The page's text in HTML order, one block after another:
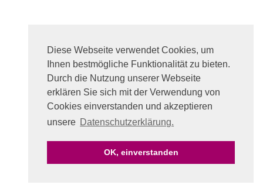
Diese Webseite verwendet Cookies, um
Ihnen bestmögliche Funktionalität zu bieten.
Durch die Nutzung unserer Webseite
erklären Sie sich mit der Verwendung von
Cookies einverstanden und akzeptieren
unsere Datenschutzerklärung.
OK, einverstanden